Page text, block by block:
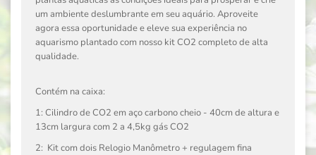
um ambiente deslumbrante em seu aquário. Aproveite
agora essa oportunidade e eleve sua experiência no
aquarismo plantado com nosso kit CO2 completo de alta
qualidade.
Contém na caixa:
1: Cilindro de CO2 em aço carbono cheio - 40cm de altura e
13cm largura com 2 a 4,5kg gás CO2
2: Kit com dois Relogio Manômetro + regulagem fina